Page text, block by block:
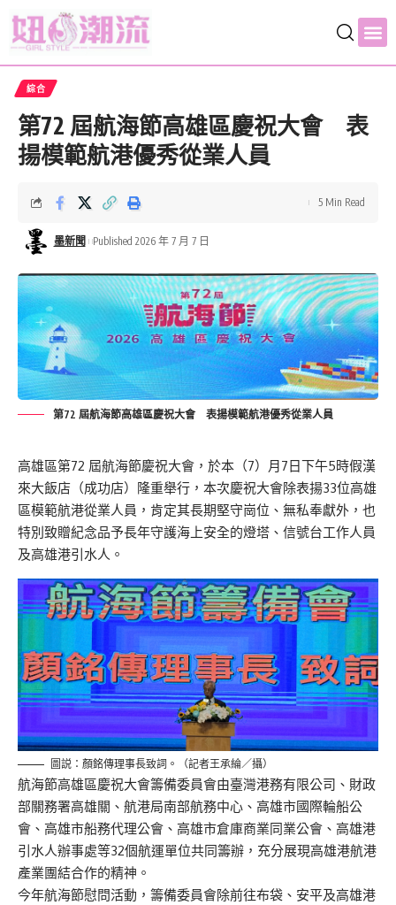
綜合
第72 屆航海節高雄區慶祝大會 表
揚模範航港優秀從業人員
墨新聞 Published 2026 年 7 月 7 日
5 Min Read
第72 屆航海節高雄區慶祝大會 表揚模範航港優秀從業人員
高雄區第72 屆航海節慶祝大會，於本（7）月7日下午5時假漢
來大飯店（成功店）隆重舉行，本次慶祝大會除表揚33位高雄
區模範航港從業人員，肯定其長期堅守崗位、無私奉獻外，也
特別致贈紀念品予長年守護海上安全的燈塔、信號台工作人員
及高雄港引水人。
圖説：顏銘傳理事長致詞。（記者王承綸／攝）
航海節高雄區慶祝大會籌備委員會由臺灣港務有限公司、財政
部關務署高雄關、航港局南部航務中心、高雄市國際輪船公
會、高雄市船務代理公會、高雄市倉庫商業同業公會、高雄港
引水人辦事處等32個航運單位共同籌辦，充分展現高雄港航港
產業團結合作的精神。
今年航海節慰問活動，籌備委員會除前往布袋、安平及高雄港